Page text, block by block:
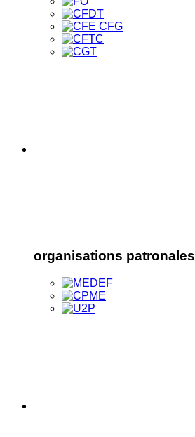
organisations patronales